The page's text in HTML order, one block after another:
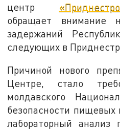
центр
обращает внимание
задержаний
следующих в
Причиной нового
Центре, стало
молдавского
безопасности пищевых
лабораторный анализ